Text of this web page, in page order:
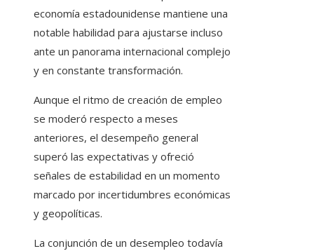
economía estadounidense mantiene una
notable habilidad para ajustarse incluso
ante un panorama internacional complejo
y en constante transformación.
Aunque el ritmo de creación de empleo
se moderó respecto a meses
anteriores, el desempeño general
superó las expectativas y ofreció
señales de estabilidad en un momento
marcado por incertidumbres económicas
y geopolíticas.
La conjunción de un desempleo todavía